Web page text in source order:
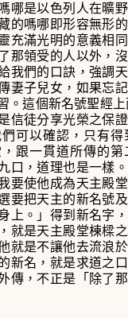
哪是以色列人在曠
的嗎哪即形容無形
充滿光明的意義相
那領受的人以外，
我們的口訣，強調
妻子兒女，如果忘
。這個新名號聖經
信徒分享光榮之保證
可以確認，只有
跟一貫道所傳的
口，道理也是一樣
要使他成為天主殿
要把天主的新名號
上。」 得到新名字
就是天主殿堂棟樑
就是不讓他去流浪
新名，就是求道之
傳，不正是「除了